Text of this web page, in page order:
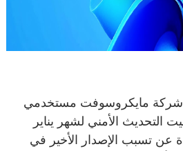
شركة مايكروسوفت مستخدمي
تثبيت التحديث الأمني لشهر يناير
عن تسبب الإصدار الأخير في